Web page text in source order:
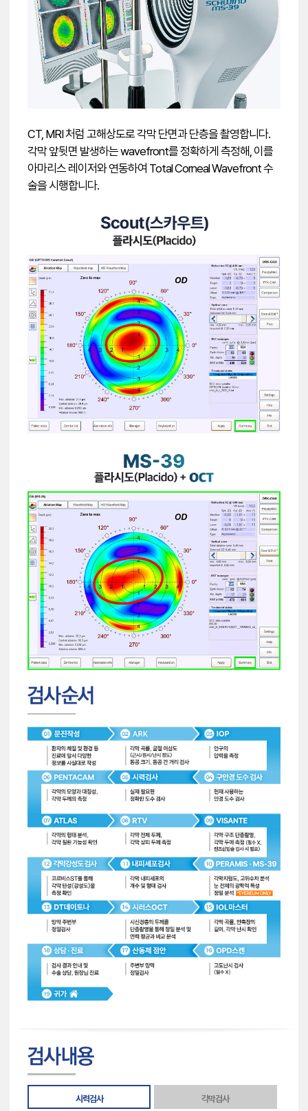
CT, MRI 처럼 고해상도로 각막 단면과 단층을 촬영합니다.
각막 앞뒷면 발생하는 wavefront를 정확하게 측정해, 이를
아마리스 레이저와 연동하여 Total Corneal Wavefront 수
술을 시행합니다.
시력검사 각막검사